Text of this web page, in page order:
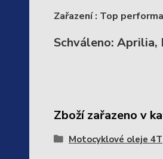
Zařazení : Top
Schváleno: Aprilia,
Zboží zařazeno v
Motocyklové oleje 4T